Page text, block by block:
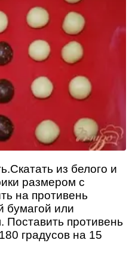
из белого и
размером с
на противень
бумагой или
Поставить противень
градусов на 15